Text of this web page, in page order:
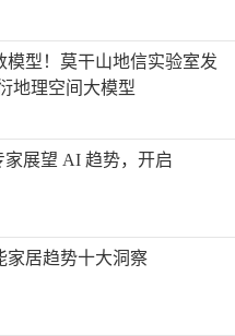
模型！莫干山地信实验室发
地理空间大模型
展望 AI 趋势，开启
家居趋势十大洞察